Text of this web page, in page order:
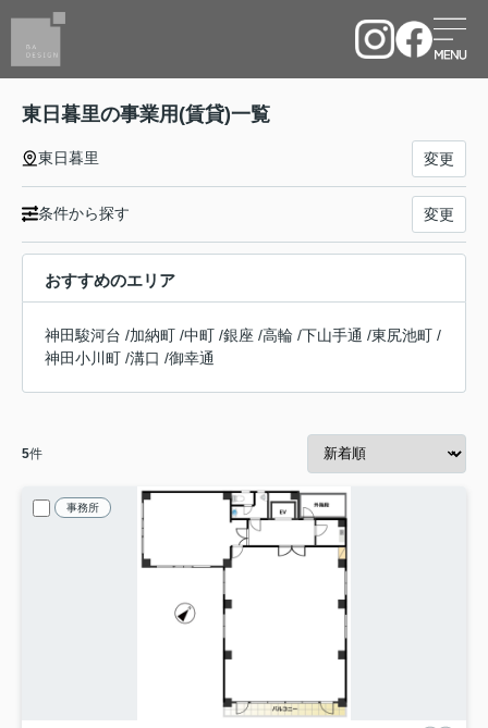
東日暮里の事業用(賃貸)一覧
東日暮里 変更
条件から探す 変更
おすすめのエリア
神田駿河台 /加納町 /中町 /銀座 /高輪 /下山手通 /東尻池町 /
神田小川町 /溝口 /御幸通
5件
事務所